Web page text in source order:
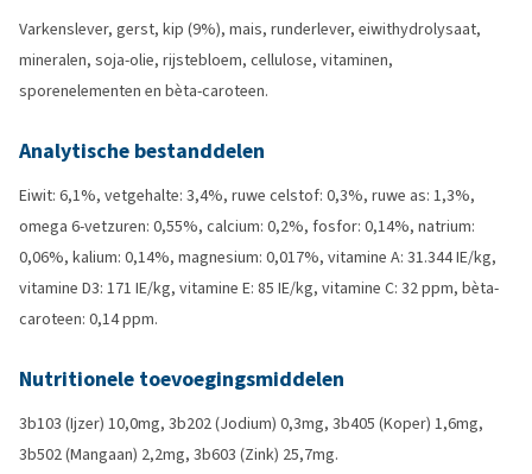
Varkenslever, gerst, kip (9%), mais, runderlever, eiwithydrolysaat,
mineralen, soja-olie, rijstebloem, cellulose, vitaminen,
sporenelementen en bèta-caroteen.
Analytische bestanddelen
Eiwit: 6,1%, vetgehalte: 3,4%, ruwe celstof: 0,3%, ruwe as: 1,3%,
omega 6-vetzuren: 0,55%, calcium: 0,2%, fosfor: 0,14%, natrium:
0,06%, kalium: 0,14%, magnesium: 0,017%, vitamine A: 31.344 IE/kg,
vitamine D3: 171 IE/kg, vitamine E: 85 IE/kg, vitamine C: 32 ppm, bèta-
caroteen: 0,14 ppm.
Nutritionele toevoegingsmiddelen
3b103 (Ijzer) 10,0mg, 3b202 (Jodium) 0,3mg, 3b405 (Koper) 1,6mg,
3b502 (Mangaan) 2,2mg, 3b603 (Zink) 25,7mg.